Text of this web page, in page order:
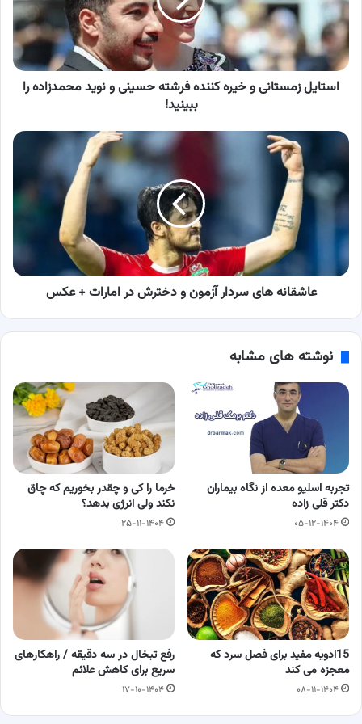
فرشته
حسینی
و
نوید
محمدزاده
استایل زمستانی و خیره کننده فرشته حسینی و نوید محمدزاده را
ببینید!
عاشقانه‌
های
سردار
آزمون
و
دخترش
در
امارات
+
عاشقانه‌ های سردار آزمون و دخترش در امارات + عکس
نوشته های مشابه
تجربه اسلیو معده از نگاه بیماران
دکتر قلی زاده
۰۵-۱۲-۱۴۰۴
خرما را کی و چقدر بخوریم که چاق
نکند ولی انرژی بدهد؟
۲۵-۱۱-۱۴۰۴
15ادویه مفید برای فصل سرد که
معجزه می کند
۰۸-۱۱-۱۴۰۴
رفع تبخال در سه دقیقه / راهکارهای
سریع برای کاهش علائم
۱۷-۱۰-۱۴۰۴